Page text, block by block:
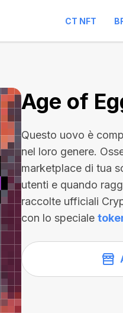
CT NFT
Age of
Questo uovo è
nel loro genere.
marketplace di tua
utenti e quando
raccolte ufficiali
con lo speciale